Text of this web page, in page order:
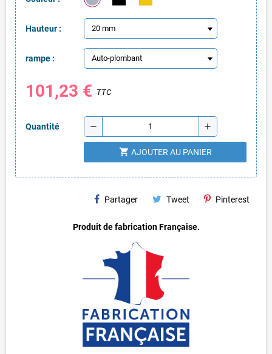
Hauteur :
rampe :
101,23 € TTC
Quantité remove add
shopping_cart AJOUTER AU PANIER
Partager Tweet Pinterest
Produit de fabrication Française.